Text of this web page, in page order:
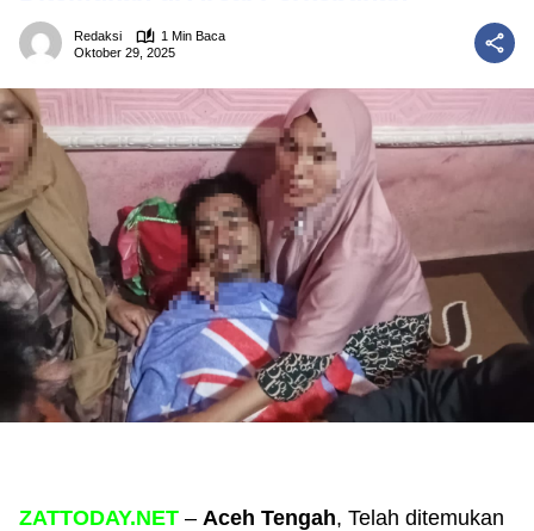
Redaksi
1 Min Baca
Oktober 29, 2025
ZATTODAY.NET – Aceh Tengah, Telah ditemukan